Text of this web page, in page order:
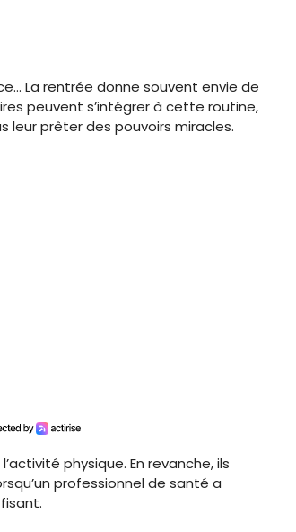
La rentrée donne souvent envie de
peuvent s’intégrer à cette routine,
leur prêter des pouvoirs miracles.
physique. En revanche, ils
professionnel de santé a